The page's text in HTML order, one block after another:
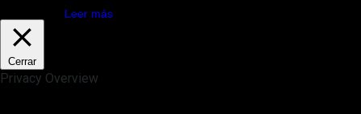
Leer más
Cerrar
Privacy Overview